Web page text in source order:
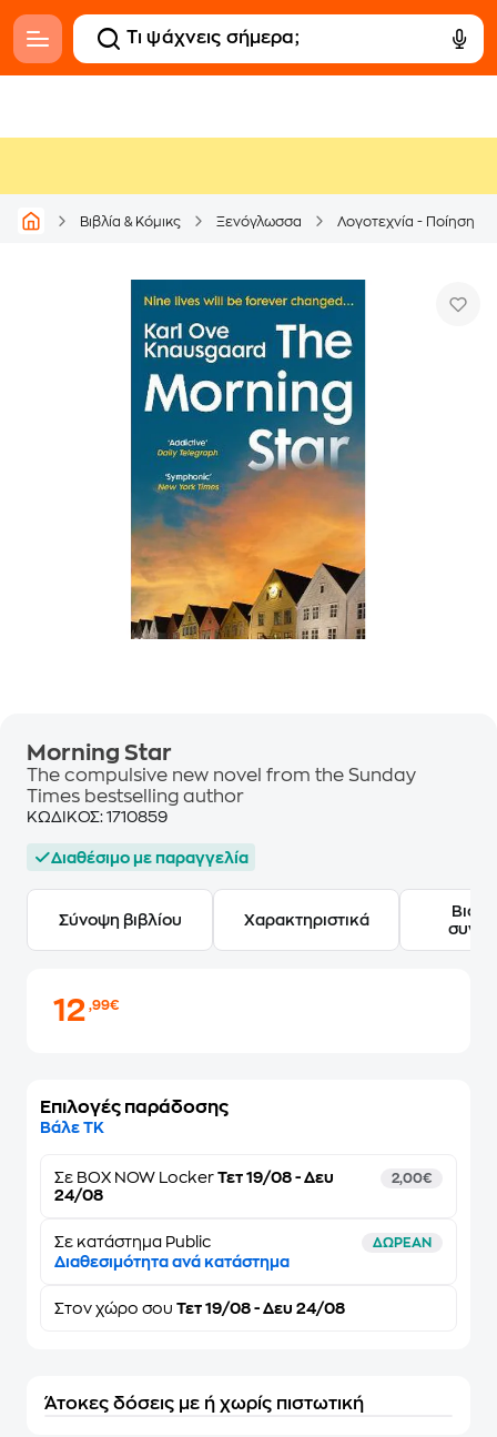
Βιβλία & Κόμικς Ξενόγλωσσα Λογοτεχνία - Ποίηση
Morning Star
The compulsive new novel from the Sunday
Times bestselling author
ΚΩΔΙΚΟΣ: 1710859
Διαθέσιμο με παραγγελία
Σύνοψη βιβλίου Χαρακτηριστικά
12,99€
Επιλογές παράδοσης
Βάλε ΤΚ
Σε BOX NOW Locker Τετ 19/08 - Δευ
24/08
2,00€
Σε κατάστημα Public ΔΩΡΕΑΝ
Διαθεσιμότητα ανά κατάστημα
Στον χώρο σου Τετ 19/08 - Δευ 24/08
Άτοκες δόσεις με ή χωρίς πιστωτική